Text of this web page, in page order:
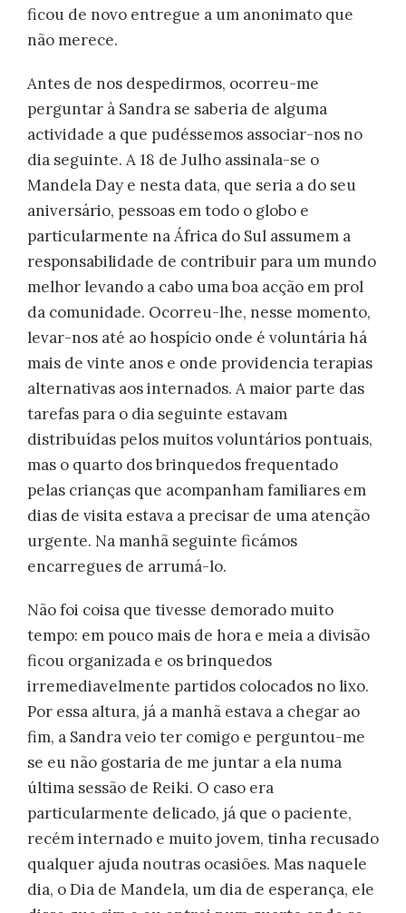
ficou de novo entregue a um anonimato que
não merece.
Antes de nos despedirmos, ocorreu-me
perguntar à Sandra se saberia de alguma
actividade a que pudéssemos associar-nos no
dia seguinte. A 18 de Julho assinala-se o
Mandela Day e nesta data, que seria a do seu
aniversário, pessoas em todo o globo e
particularmente na África do Sul assumem a
responsabilidade de contribuir para um mundo
melhor levando a cabo uma boa acção em prol
da comunidade. Ocorreu-lhe, nesse momento,
levar-nos até ao hospício onde é voluntária há
mais de vinte anos e onde providencia terapias
alternativas aos internados. A maior parte das
tarefas para o dia seguinte estavam
distribuídas pelos muitos voluntários pontuais,
mas o quarto dos brinquedos frequentado
pelas crianças que acompanham familiares em
dias de visita estava a precisar de uma atenção
urgente. Na manhã seguinte ficámos
encarregues de arrumá-lo.
Não foi coisa que tivesse demorado muito
tempo: em pouco mais de hora e meia a divisão
ficou organizada e os brinquedos
irremediavelmente partidos colocados no lixo.
Por essa altura, já a manhã estava a chegar ao
fim, a Sandra veio ter comigo e perguntou-me
se eu não gostaria de me juntar a ela numa
última sessão de Reiki. O caso era
particularmente delicado, já que o paciente,
recém internado e muito jovem, tinha recusado
qualquer ajuda noutras ocasiões. Mas naquele
dia, o Dia de Mandela, um dia de esperança, ele